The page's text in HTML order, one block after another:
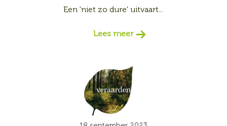
Een 'niet zo dure' uitvaart...
Lees meer